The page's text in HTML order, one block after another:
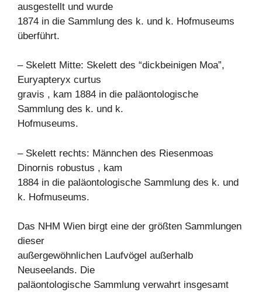
ausgestellt und wurde
1874 in die Sammlung des k. und k. Hofmuseums
überführt.
– Skelett Mitte: Skelett des “dickbeinigen Moa”,
Euryapteryx curtus
gravis , kam 1884 in die paläontologische
Sammlung des k. und k.
Hofmuseums.
– Skelett rechts: Männchen des Riesenmoas
Dinornis robustus , kam
1884 in die paläontologische Sammlung des k. und
k. Hofmuseums.
Das NHM Wien birgt eine der größten Sammlungen
dieser
außergewöhnlichen Laufvögel außerhalb
Neuseelands. Die
paläontologische Sammlung verwahrt insgesamt